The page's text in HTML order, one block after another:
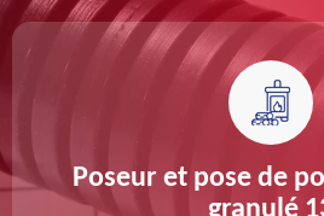
Poseur et pose de
granulé